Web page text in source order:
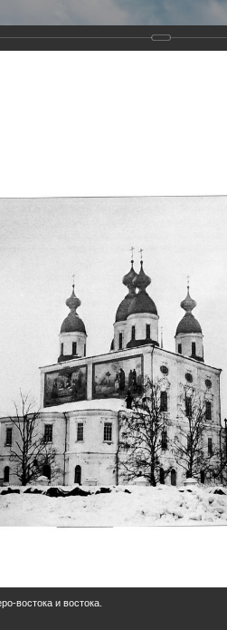
Наследники
Главная Галерея Храмы-
Свято-
Свято-Троицкий собор
23.12.2015
Сегодня мы можем
пострадал от
выдающихся памятников
вызванная борьбой с
разрушение
востока и востока.